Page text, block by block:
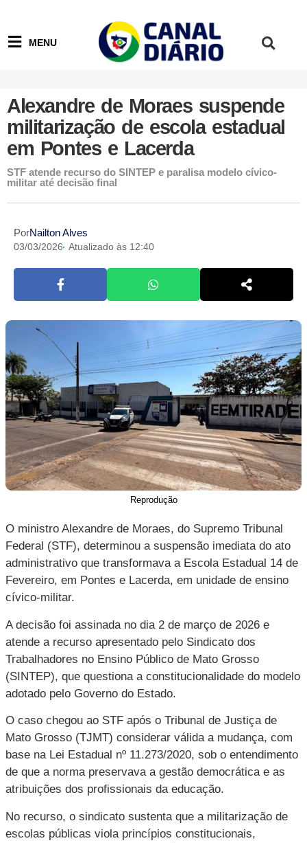
MENU
Alexandre de Moraes suspende
militarização de escola estadual
em Pontes e Lacerda
STF atende recurso do SINTEP e paralisa modelo cívico-
militar até decisão final
PorNailton Alves
03/03/2026 Atualizado às 12:40
Reprodução
O ministro Alexandre de Moraes, do Supremo Tribunal
Federal (STF), determinou a suspensão imediata do ato
administrativo que transformava a Escola Estadual 14 de
Fevereiro, em Pontes e Lacerda, em unidade de ensino
cívico-militar.
A decisão foi assinada no dia 2 de março de 2026 e
atende a recurso apresentado pelo Sindicato dos
Trabalhadores no Ensino Público de Mato Grosso
(SINTEP), que questiona a constitucionalidade do modelo
adotado pelo Governo do Estado.
O caso chegou ao STF após o Tribunal de Justiça de
Mato Grosso (TJMT) considerar válida a mudança, com
base na Lei Estadual nº 11.273/2020, sob o entendimento
de que a norma preservava a gestão democrática e as
atribuições dos profissionais da educação.
No recurso, o sindicato sustenta que a militarização de
escolas públicas viola princípios constitucionais,